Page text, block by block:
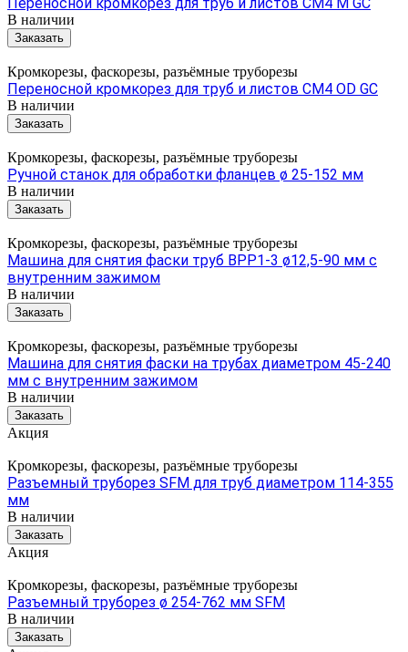
В наличии
Заказать
Кромкорезы, фаскорезы, разъёмные труборезы
Переносной кромкорез для труб и листов CM4 OD GC
В наличии
Заказать
Кромкорезы, фаскорезы, разъёмные труборезы
Ручной станок для обработки фланцев ø 25-152 мм
В наличии
Заказать
Кромкорезы, фаскорезы, разъёмные труборезы
Машина для снятия фаски труб BPP1-3 ø12,5-90 мм с
внутренним зажимом
В наличии
Заказать
Кромкорезы, фаскорезы, разъёмные труборезы
Машина для снятия фаски на трубах диаметром 45-240
мм с внутренним зажимом
В наличии
Заказать
Акция
Кромкорезы, фаскорезы, разъёмные труборезы
Разъемный труборез SFM для труб диаметром 114-355
мм
В наличии
Заказать
Акция
Кромкорезы, фаскорезы, разъёмные труборезы
Разъемный труборез ø 254-762 мм SFM
В наличии
Заказать